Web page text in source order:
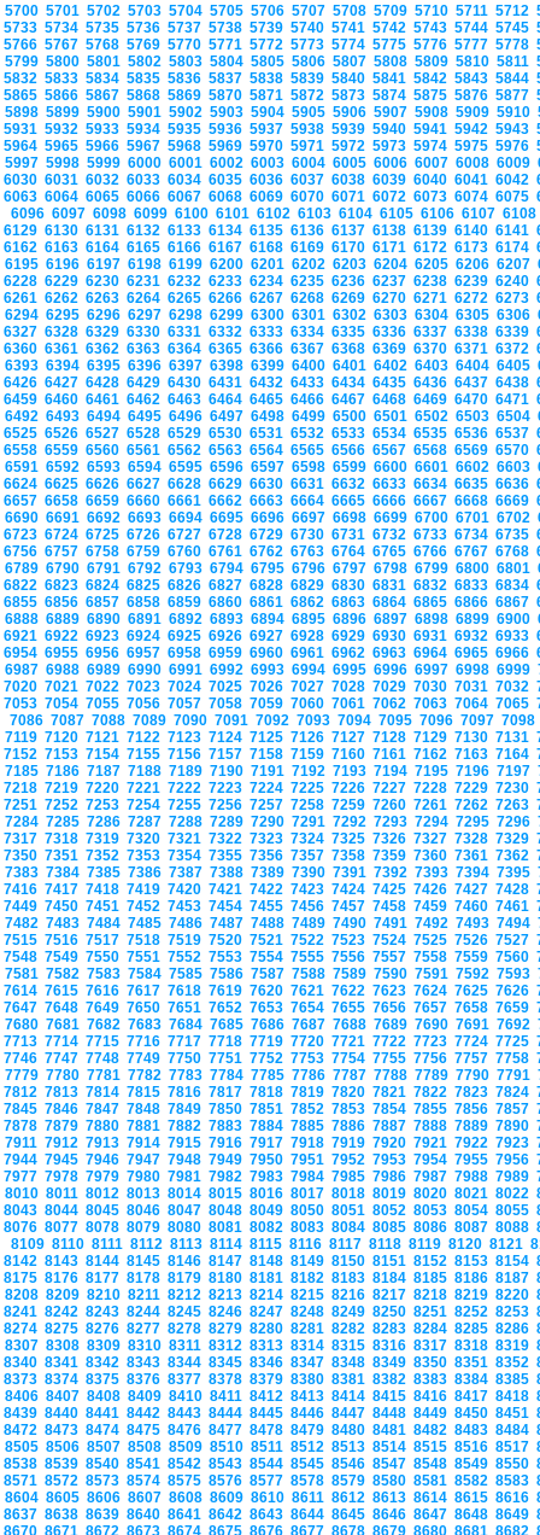
5700 5701 5702 5703 5704 5705 5706 5707 5708 5709 5710 5711 5712
5733 5734 5735 5736 5737 5738 5739 5740 5741 5742 5743 5744 5745
5766 5767 5768 5769 5770 5771 5772 5773 5774 5775 5776 5777 5778
5799 5800 5801 5802 5803 5804 5805 5806 5807 5808 5809 5810 5811
5832 5833 5834 5835 5836 5837 5838 5839 5840 5841 5842 5843 5844
5865 5866 5867 5868 5869 5870 5871 5872 5873 5874 5875 5876 5877
5898 5899 5900 5901 5902 5903 5904 5905 5906 5907 5908 5909 5910
5931 5932 5933 5934 5935 5936 5937 5938 5939 5940 5941 5942 5943
5964 5965 5966 5967 5968 5969 5970 5971 5972 5973 5974 5975 5976
5997 5998 5999 6000 6001 6002 6003 6004 6005 6006 6007 6008 6009
6030 6031 6032 6033 6034 6035 6036 6037 6038 6039 6040 6041 6042
6063 6064 6065 6066 6067 6068 6069 6070 6071 6072 6073 6074 6075
6096 6097 6098 6099 6100 6101 6102 6103 6104 6105 6106 6107
6129 6130 6131 6132 6133 6134 6135 6136 6137 6138 6139 6140 6141
6162 6163 6164 6165 6166 6167 6168 6169 6170 6171 6172 6173 6174
6195 6196 6197 6198 6199 6200 6201 6202 6203 6204 6205 6206 6207
6228 6229 6230 6231 6232 6233 6234 6235 6236 6237 6238 6239 6240
6261 6262 6263 6264 6265 6266 6267 6268 6269 6270 6271 6272 6273
6294 6295 6296 6297 6298 6299 6300 6301 6302 6303 6304 6305 6306
6327 6328 6329 6330 6331 6332 6333 6334 6335 6336 6337 6338 6339
6360 6361 6362 6363 6364 6365 6366 6367 6368 6369 6370 6371 6372
6393 6394 6395 6396 6397 6398 6399 6400 6401 6402 6403 6404 6405
6426 6427 6428 6429 6430 6431 6432 6433 6434 6435 6436 6437 6438
6459 6460 6461 6462 6463 6464 6465 6466 6467 6468 6469 6470 6471
6492 6493 6494 6495 6496 6497 6498 6499 6500 6501 6502 6503 6504
6525 6526 6527 6528 6529 6530 6531 6532 6533 6534 6535 6536 6537
6558 6559 6560 6561 6562 6563 6564 6565 6566 6567 6568 6569 6570
6591 6592 6593 6594 6595 6596 6597 6598 6599 6600 6601 6602 6603
6624 6625 6626 6627 6628 6629 6630 6631 6632 6633 6634 6635 6636
6657 6658 6659 6660 6661 6662 6663 6664 6665 6666 6667 6668 6669
6690 6691 6692 6693 6694 6695 6696 6697 6698 6699 6700 6701 6702
6723 6724 6725 6726 6727 6728 6729 6730 6731 6732 6733 6734 6735
6756 6757 6758 6759 6760 6761 6762 6763 6764 6765 6766 6767 6768
6789 6790 6791 6792 6793 6794 6795 6796 6797 6798 6799 6800 6801
6822 6823 6824 6825 6826 6827 6828 6829 6830 6831 6832 6833 6834
6855 6856 6857 6858 6859 6860 6861 6862 6863 6864 6865 6866 6867
6888 6889 6890 6891 6892 6893 6894 6895 6896 6897 6898 6899 6900
6921 6922 6923 6924 6925 6926 6927 6928 6929 6930 6931 6932 6933
6954 6955 6956 6957 6958 6959 6960 6961 6962 6963 6964 6965 6966
6987 6988 6989 6990 6991 6992 6993 6994 6995 6996 6997 6998 6999
7020 7021 7022 7023 7024 7025 7026 7027 7028 7029 7030 7031 7032
7053 7054 7055 7056 7057 7058 7059 7060 7061 7062 7063 7064 7065
7086 7087 7088 7089 7090 7091 7092 7093 7094 7095 7096 7097
7119 7120 7121 7122 7123 7124 7125 7126 7127 7128 7129 7130 7131
7152 7153 7154 7155 7156 7157 7158 7159 7160 7161 7162 7163 7164
7185 7186 7187 7188 7189 7190 7191 7192 7193 7194 7195 7196 7197
7218 7219 7220 7221 7222 7223 7224 7225 7226 7227 7228 7229 7230
7251 7252 7253 7254 7255 7256 7257 7258 7259 7260 7261 7262 7263
7284 7285 7286 7287 7288 7289 7290 7291 7292 7293 7294 7295 7296
7317 7318 7319 7320 7321 7322 7323 7324 7325 7326 7327 7328 7329
7350 7351 7352 7353 7354 7355 7356 7357 7358 7359 7360 7361 7362
7383 7384 7385 7386 7387 7388 7389 7390 7391 7392 7393 7394 7395
7416 7417 7418 7419 7420 7421 7422 7423 7424 7425 7426 7427 7428
7449 7450 7451 7452 7453 7454 7455 7456 7457 7458 7459 7460 7461
7482 7483 7484 7485 7486 7487 7488 7489 7490 7491 7492 7493 7494
7515 7516 7517 7518 7519 7520 7521 7522 7523 7524 7525 7526 7527
7548 7549 7550 7551 7552 7553 7554 7555 7556 7557 7558 7559 7560
7581 7582 7583 7584 7585 7586 7587 7588 7589 7590 7591 7592 7593
7614 7615 7616 7617 7618 7619 7620 7621 7622 7623 7624 7625 7626
7647 7648 7649 7650 7651 7652 7653 7654 7655 7656 7657 7658 7659
7680 7681 7682 7683 7684 7685 7686 7687 7688 7689 7690 7691 7692
7713 7714 7715 7716 7717 7718 7719 7720 7721 7722 7723 7724 7725
7746 7747 7748 7749 7750 7751 7752 7753 7754 7755 7756 7757 7758
7779 7780 7781 7782 7783 7784 7785 7786 7787 7788 7789 7790 7791
7812 7813 7814 7815 7816 7817 7818 7819 7820 7821 7822 7823 7824
7845 7846 7847 7848 7849 7850 7851 7852 7853 7854 7855 7856 7857
7878 7879 7880 7881 7882 7883 7884 7885 7886 7887 7888 7889 7890
7911 7912 7913 7914 7915 7916 7917 7918 7919 7920 7921 7922 7923
7944 7945 7946 7947 7948 7949 7950 7951 7952 7953 7954 7955 7956
7977 7978 7979 7980 7981 7982 7983 7984 7985 7986 7987 7988 7989
8010 8011 8012 8013 8014 8015 8016 8017 8018 8019 8020 8021 8022
8043 8044 8045 8046 8047 8048 8049 8050 8051 8052 8053 8054 8055
8076 8077 8078 8079 8080 8081 8082 8083 8084 8085 8086 8087 8088
8109 8110 8111 8112 8113 8114 8115 8116 8117 8118 8119 8120 8121
8142 8143 8144 8145 8146 8147 8148 8149 8150 8151 8152 8153 8154
8175 8176 8177 8178 8179 8180 8181 8182 8183 8184 8185 8186 8187
8208 8209 8210 8211 8212 8213 8214 8215 8216 8217 8218 8219 8220
8241 8242 8243 8244 8245 8246 8247 8248 8249 8250 8251 8252 8253
8274 8275 8276 8277 8278 8279 8280 8281 8282 8283 8284 8285 8286
8307 8308 8309 8310 8311 8312 8313 8314 8315 8316 8317 8318 8319
8340 8341 8342 8343 8344 8345 8346 8347 8348 8349 8350 8351 8352
8373 8374 8375 8376 8377 8378 8379 8380 8381 8382 8383 8384 8385
8406 8407 8408 8409 8410 8411 8412 8413 8414 8415 8416 8417 8418
8439 8440 8441 8442 8443 8444 8445 8446 8447 8448 8449 8450 8451
8472 8473 8474 8475 8476 8477 8478 8479 8480 8481 8482 8483 8484
8505 8506 8507 8508 8509 8510 8511 8512 8513 8514 8515 8516 8517
8538 8539 8540 8541 8542 8543 8544 8545 8546 8547 8548 8549 8550
8571 8572 8573 8574 8575 8576 8577 8578 8579 8580 8581 8582 8583
8604 8605 8606 8607 8608 8609 8610 8611 8612 8613 8614 8615 8616
8637 8638 8639 8640 8641 8642 8643 8644 8645 8646 8647 8648 8649
8670 8671 8672 8673 8674 8675 8676 8677 8678 8679 8680 8681 8682